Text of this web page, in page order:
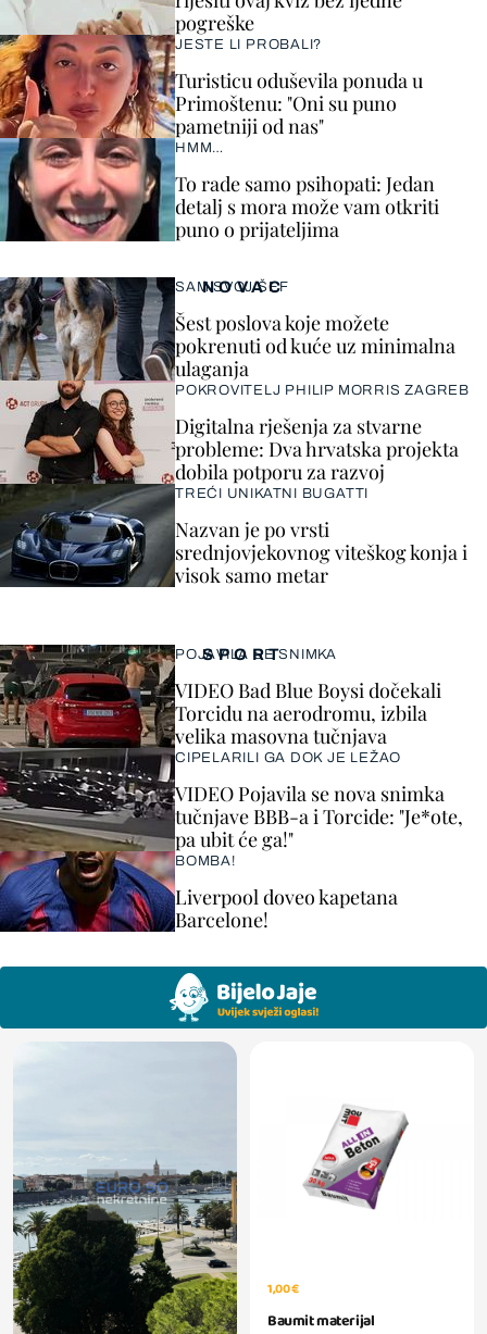
pogreške
JESTE LI PROBALI?
Turisticu oduševila ponuda u
Primoštenu: "Oni su puno
pametniji od nas"
HMM…
To rade samo psihopati: Jedan
detalj s mora može vam otkriti
puno o prijateljima
SPORT
POJAVILA SE SNIMKA
VIDEO Bad Blue Boysi dočekali
Torcidu na aerodromu, izbila
velika masovna tučnjava
CIPELARILI GA DOK JE LEŽAO
VIDEO Pojavila se nova snimka
tučnjave BBB-a i Torcide: "Je*ote,
pa ubit će ga!"
BOMBA!
Liverpool doveo kapetana
Barcelone!
NOVAC
SAM SVOJ ŠEF
Šest poslova koje možete
pokrenuti od kuće uz minimalna
ulaganja
POKROVITELJ PHILIP MORRIS ZAGREB
Digitalna rješenja za stvarne
probleme: Dva hrvatska projekta
dobila potporu za razvoj
TREĆI UNIKATNI BUGATTI
Nazvan je po vrsti
srednjovjekovnog viteškog konja i
visok samo metar
1,00 €
Baumit materijal